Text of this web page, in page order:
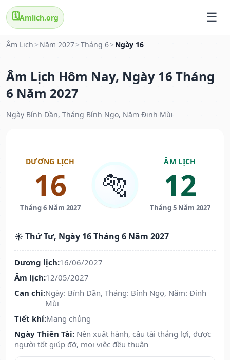
🗓️Amlich.org
Âm Lịch > Năm 2027>Tháng 6> Ngày 16
Âm Lịch Hôm Nay, Ngày 16 Tháng
6 Năm 2027
Ngày Bính Dần, Tháng Bính Ngọ, Năm Đinh Mùi
DƯƠNG LỊCH
16
Tháng 6 Năm 2027
🐅
ÂM LỊCH
12
Tháng 5 Năm 2027
☀️ Thứ Tư, Ngày 16 Tháng 6 Năm 2027
Dương lịch:16/06/2027
Âm lịch:12/05/2027
Can chi:Ngày: Bính Dần, Tháng: Bính Ngọ, Năm: Đinh
Mùi
Tiết khí:Mang chủng
Ngày Thiên Tài: Nên xuất hành, cầu tài thắng lợi, được
người tốt giúp đỡ, mọi việc đều thuận